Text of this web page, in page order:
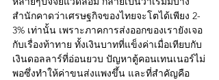
สำนักคาดว่าเศรษฐกิจของไทยจะโตได้เพียง 2-
3% เท่านั้น เพราะภาคการส่งออกของเรายังเจอ
กับเรื่องท้าทาย ทั้งเงินบาทที่แข็งค่าเมื่อเทียบกับ
เงินดอลลาร์ที่อ่อนยวบ ปัญหาตู้คอนเทนเนอร์ไม่
พอซึ่งทำให้ค่าขนส่งแพงขึ้น และที่สำคัญคือ